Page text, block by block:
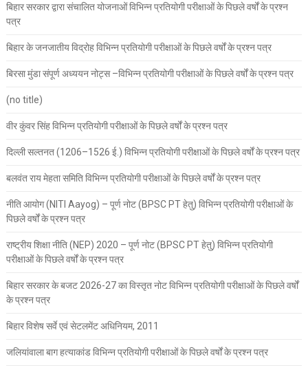
बिहार सरकार द्वारा संचालित योजनाओं विभिन्न प्रतियोगी परीक्षाओं के पिछले वर्षों के प्रश्न
पत्र
बिहार के जनजातीय विद्रोह विभिन्न प्रतियोगी परीक्षाओं के पिछले वर्षों के प्रश्न पत्र
बिरसा मुंडा संपूर्ण अध्ययन नोट्स –विभिन्न प्रतियोगी परीक्षाओं के पिछले वर्षों के प्रश्न पत्र
(no title)
वीर कुंवर सिंह विभिन्न प्रतियोगी परीक्षाओं के पिछले वर्षों के प्रश्न पत्र
दिल्ली सल्तनत (1206–1526 ई.) विभिन्न प्रतियोगी परीक्षाओं के पिछले वर्षों के प्रश्न पत्र
बलवंत राय मेहता समिति विभिन्न प्रतियोगी परीक्षाओं के पिछले वर्षों के प्रश्न पत्र
नीति आयोग (NITI Aayog) – पूर्ण नोट (BPSC PT हेतु) विभिन्न प्रतियोगी परीक्षाओं के
पिछले वर्षों के प्रश्न पत्र
राष्ट्रीय शिक्षा नीति (NEP) 2020 – पूर्ण नोट (BPSC PT हेतु) विभिन्न प्रतियोगी
परीक्षाओं के पिछले वर्षों के प्रश्न पत्र
बिहार सरकार के बजट 2026-27 का विस्तृत नोट विभिन्न प्रतियोगी परीक्षाओं के पिछले वर्षों
के प्रश्न पत्र
बिहार विशेष सर्वे एवं सेटलमेंट अधिनियम, 2011
जलियांवाला बाग हत्याकांड विभिन्न प्रतियोगी परीक्षाओं के पिछले वर्षों के प्रश्न पत्र